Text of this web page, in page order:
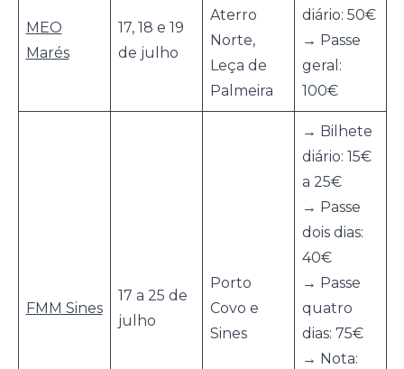
MEO
Marés
17, 18 e 19
de julho
Aterro
Norte,
Leça de
Palmeira
diário: 50€
→ Passe
geral:
100€
FMM Sines
17 a 25 de
julho
Porto
Covo e
Sines
→ Bilhete
diário: 15€
a 25€
→ Passe
dois dias:
40€
→ Passe
quatro
dias: 75€
→ Nota: